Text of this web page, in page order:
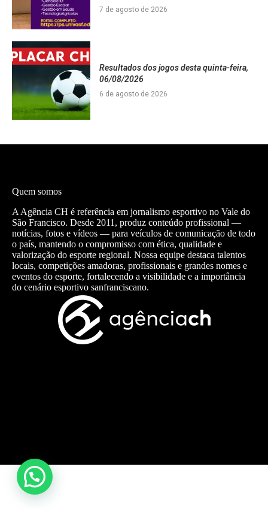
7 de agosto de 2026
Resultados dos jogos desta quinta-feira,
06/08/2026
6 de agosto de 2026
Quem somos
A Agência CH é referência em jornalismo esportivo no Vale do
São Francisco. Desde 2011, produz conteúdo profissional —
notícias, fotos e vídeos — para veículos de comunicação de todo
o país, mantendo o compromisso com ética, qualidade e
valorização do esporte regional. Nossa equipe destaca talentos
locais, competições amadoras, profissionais e grandes nomes e
eventos do esporte, fortalecendo a visibilidade e a importância
do cenário esportivo sanfranciscano.